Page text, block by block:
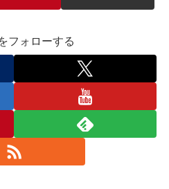
フォローする